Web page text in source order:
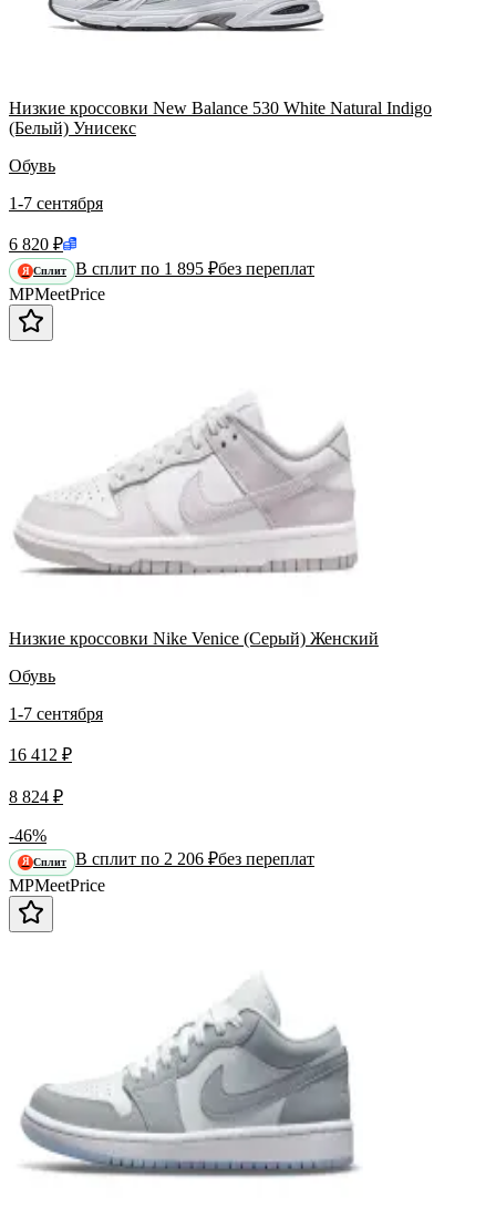
Низкие кроссовки New Balance 530 White Natural Indigo
(Белый) Унисекс
Обувь
1-7 сентября
6 820 ₽
Я Сплит В сплит по 1 895 ₽без переплат
MPMeetPrice
Низкие кроссовки Nike Venice (Серый) Женский
Обувь
1-7 сентября
16 412 ₽
8 824 ₽
-46%
Я Сплит В сплит по 2 206 ₽без переплат
MPMeetPrice